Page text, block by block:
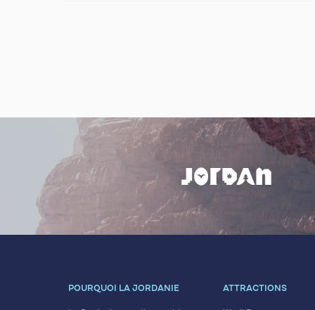
POURQUOI LA JORDANIE ATTRACTIONS